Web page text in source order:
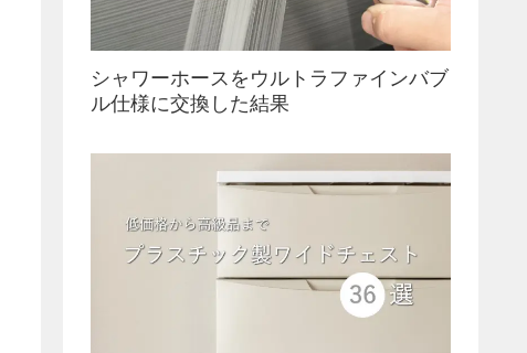
シャワーホースをウルトラファインバブ
ル仕様に交換した結果